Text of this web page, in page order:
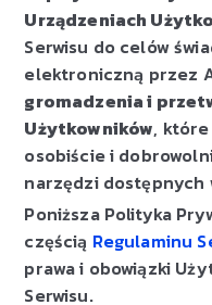
Urządzeniach
Serwisu do celów
elektroniczną przez
gromadzenia i
Użytkowników,
osobiście i
narzędzi dostępnych
Poniższa Polityka
częścią Regulaminu
prawa i obowiązki
Serwisu.